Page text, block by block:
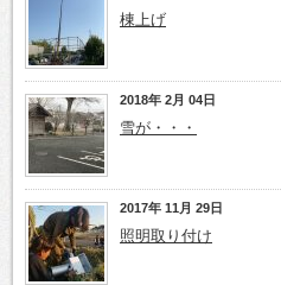
棟上げ
2018年 2月 04日
雪が・・・
2017年 11月 29日
照明取り付け